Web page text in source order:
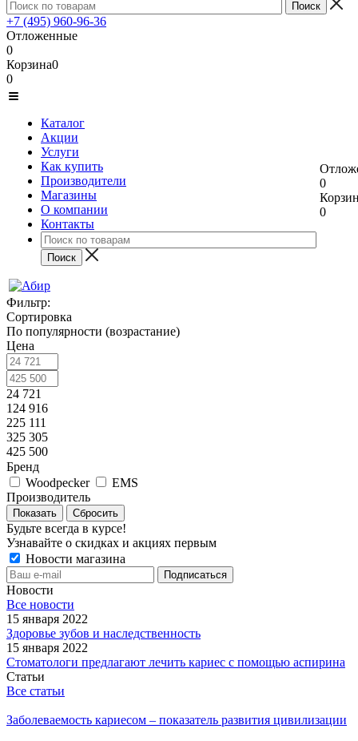
+7 (495) 960-96-36
Отложенные
0
Корзина0
0
Каталог
Акции
Услуги
Как купить
Производители
Магазины
О компании
Контакты
0
0
Фильтр:
Сортировка
По популярности (возрастание)
Цена
24 721
124 916
225 111
325 305
425 500
Бренд
Woodpecker
EMS
Производитель
Показать Сбросить
Будьте всегда в курсе!
Узнавайте о скидках и акциях первым
Новости магазина
Новости
Все новости
15 января 2022
Здоровье зубов и наследственность
15 января 2022
Стоматологи предлагают лечить кариес с помощью аспирина
Статьи
Все статьи
Заболеваемость кариесом – показатель развития цивилизации